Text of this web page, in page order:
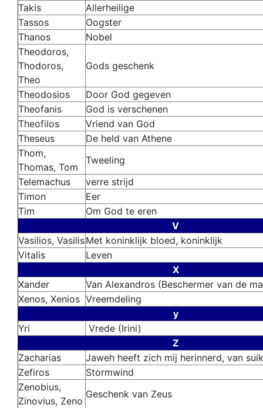
Takis
Allerheilige
Tassos
Oogster
Thanos
Nobel
Theodoros,
Thodoros,
Theo
Gods geschenk
Theodosios
Door God gegeven
Theofanis
God is verschenen
Theofilos
Vriend van God
Theseus
De held van Athene
Thom,
Thomas, Tom
Tweeling
Telemachus
verre strijd
Timon
Eer
Tim
Om God te eren
V
Vasilios, VasilisMet koninklijk bloed, koninklijk
Vitalis
Leven
X
Xander
Van Alexandros (Beschermer van de
Xenos, Xenios Vreemdeling
y
Yri
Vrede (Irini)
Z
Zacharias
Jaweh heeft zich mij herinnerd, van
Zefiros
Stormwind
Zenobius,
Zinovius, Zeno
Geschenk van Zeus